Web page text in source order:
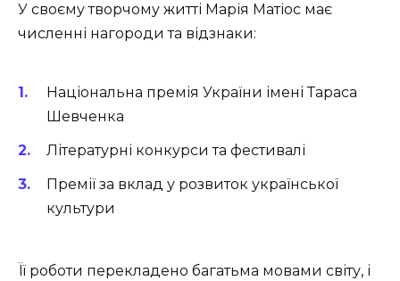
У своєму творчому житті Марія Матіос має
численні нагороди та відзнаки:
Національна премія України імені Тараса
Шевченка
Літературні конкурси та фестивалі
Премії за вклад у розвиток української
культури
Її роботи перекладено багатьма мовами світу, і